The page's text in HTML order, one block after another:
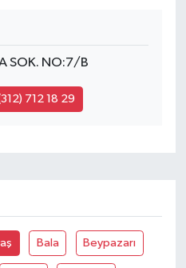
SOK. NO:7/B
712 18 29
Bala Beypazarı